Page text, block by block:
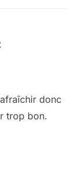
donc
trop bon.